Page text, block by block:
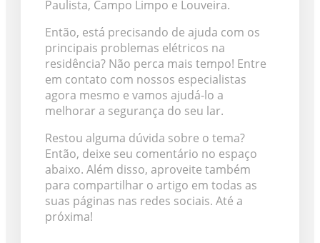
Paulista, Campo Limpo e Louveira.
Então, está precisando de ajuda com os
principais problemas elétricos na
residência? Não perca mais tempo! Entre
em contato com nossos especialistas
agora mesmo e vamos ajudá-lo a
melhorar a segurança do seu lar.
Restou alguma dúvida sobre o tema?
Então, deixe seu comentário no espaço
abaixo. Além disso, aproveite também
para compartilhar o artigo em todas as
suas páginas nas redes sociais. Até a
próxima!